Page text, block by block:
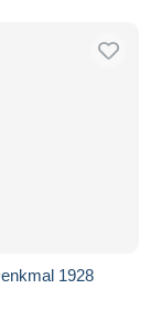
1928